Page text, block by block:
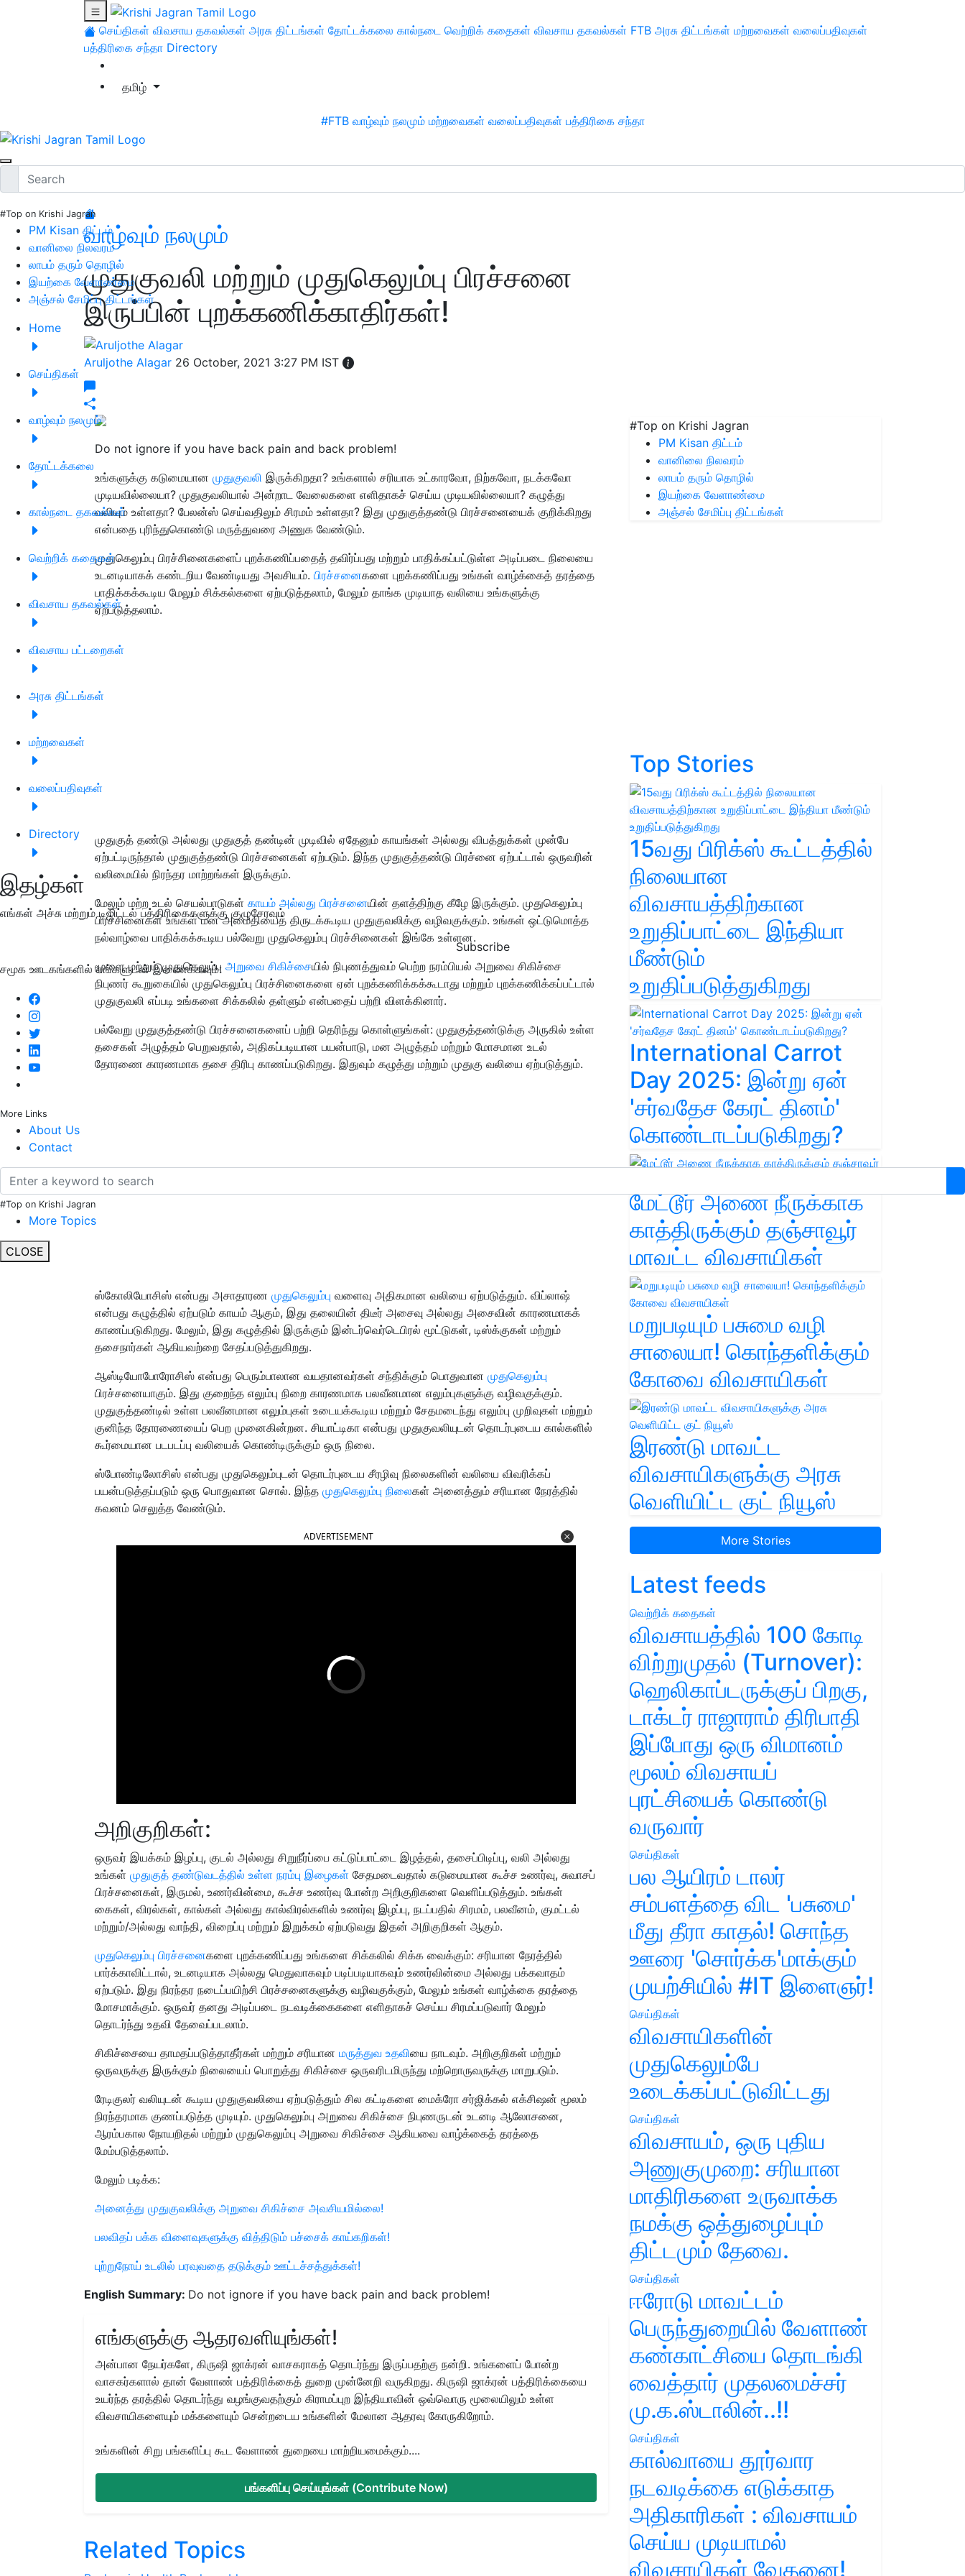
செய்திகள் விவசாய தகவல்கள் அரசு திட்டங்கள் தோட்டக்கலை கால்நடை வெற்றிக் கதைகள் விவசாய தகவல்கள் FTB அரசு திட்டங்கள் மற்றவைகள் வலைப்பதிவுகள்
பத்திரிகை சந்தா Directory
தமிழ்
#FTB வாழ்வும் நலமும் மற்றவைகள் வலைப்பதிவுகள் பத்திரிகை சந்தா
#Top on Krishi Jagran
PM Kisan திட்டம்
வானிலை நிலவரம்
லாபம் தரும் தொழில்
இயற்கை வேளாண்மை
அஞ்சல் சேமிப்பு திட்டங்கள்
Home
செய்திகள்
வாழ்வும் நலமும்
தோட்டக்கலை
கால்நடை தகவல்கள்
வெற்றிக் கதைகள்
விவசாய தகவல்கள்
விவசாய பட்டறைகள்
அரசு திட்டங்கள்
மற்றவைகள்
வலைப்பதிவுகள்
Directory
இதழ்கள்
எங்கள் அச்சு மற்றும் டிஜிட்டல் பத்திரிகைகளுக்கு குழுசேரவும்
Subscribe
சமூக ஊடகங்களில் எங்களுடன் இணைக்கவும்:
More Links
About Us
Contact
#Top on Krishi Jagran
More Topics
CLOSE
வாழ்வும் நலமும்
முதுகுவலி மற்றும் முதுகெலும்பு பிரச்சனை
இருப்பின் புறக்கணிக்காதிர்கள்!
Aruljothe Alagar 26 October, 2021 3:27 PM IST
Do not ignore if you have back pain and back problem!
உங்களுக்கு கடுமையான முதுகுவலி இருக்கிறதா? உங்களால் சரியாக உட்காரவோ, நிற்கவோ, நடக்கவோ
முடியவில்லையா? முதுகுவலியால் அன்றாட வேலைகளை எளிதாகச் செய்ய முடியவில்லையா? கழுத்து
வலியும் உள்ளதா? பேலன்ஸ் செய்வதிலும் சிரமம் உள்ளதா? இது முதுகுத்தண்டு பிரச்சனையைக் குறிக்கிறது
என்பதை புரிந்துகொண்டு மருத்துவரை அணுக வேண்டும்.
முதுகெலும்பு பிரச்சினைகளைப் புறக்கணிப்பதைத் தவிர்ப்பது மற்றும் பாதிக்கப்பட்டுள்ள அடிப்படை நிலையை
உடனடியாகக் கண்டறிய வேண்டியது அவசியம். பிரச்சனைகளை புறக்கணிப்பது உங்கள் வாழ்க்கைத் தரத்தை
பாதிக்கக்கூடிய மேலும் சிக்கல்களை ஏற்படுத்தலாம், மேலும் தாங்க முடியாத வலியை உங்களுக்கு
ஏற்படுத்தலாம்.
முதுகுத் தண்டு அல்லது முதுகுத் தண்டின் முடிவில் ஏதேனும் காயங்கள் அல்லது விபத்துக்கள் முன்பே
ஏற்பட்டிருந்தால் முதுகுத்தண்டு பிரச்சனைகள் ஏற்படும். இந்த முதுகுத்தண்டு பிரச்னை ஏற்பட்டால் ஒருவரின்
வலிமையில் நிரந்தர மாற்றங்கள் இருக்கும்.
மேலும் மற்ற உடல் செயல்பாடுகள் காயம் அல்லது பிரச்சனையின் தளத்திற்கு கீழே இருக்கும். முதுகெலும்பு
பிரச்சினைகள் உங்கள் மன அமைதியைத் திருடக்கூடிய முதுகுவலிக்கு வழிவகுக்கும். உங்கள் ஒட்டுமொத்த
நல்வாழ்வை பாதிக்கக்கூடிய பல்வேறு முதுகெலும்பு பிரச்சினைகள் இங்கே உள்ளன.
மூளை மற்றும் முதுகெலும்பு அறுவை சிகிச்சையில் நிபுணத்துவம் பெற்ற நரம்பியல் அறுவை சிகிச்சை
நிபுணர் கூறுகையில் முதுகெலும்பு பிரச்சினைகளை ஏன் புறக்கணிக்கக்கூடாது மற்றும் புறக்கணிக்கப்பட்டால்
முதுகுவலி எப்படி உங்களை சிக்கலில் தள்ளும் என்பதைப் பற்றி விளக்கினார்.
பல்வேறு முதுகுத்தண்டு பிரச்சனைகளைப் பற்றி தெரிந்து கொள்ளுங்கள்: முதுகுத்தண்டுக்கு அருகில் உள்ள
தசைகள் அழுத்தம் பெறுவதால், அதிகப்படியான பயன்பாடு, மன அழுத்தம் மற்றும் மோசமான உடல்
தோரணை காரணமாக தசை திரிபு காணப்படுகிறது. இதுவும் கழுத்து மற்றும் முதுகு வலியை ஏற்படுத்தும்.
ஸ்கோலியோசிஸ் என்பது அசாதாரண முதுகெலும்பு வளைவு அதிகமான வலியை ஏற்படுத்தும். விப்லாஷ்
என்பது கழுத்தில் ஏற்படும் காயம் ஆகும், இது தலையின் திடீர் அசைவு அல்லது அசைவின் காரணமாகக்
காணப்படுகிறது. மேலும், இது கழுத்தில் இருக்கும் இன்டர்வெர்டெபிரல் மூட்டுகள், டிஸ்க்குகள் மற்றும்
தசைநார்கள் ஆகியவற்றை சேதப்படுத்துகிறது.
ஆஸ்டியோபோரோசிஸ் என்பது பெரும்பாலான வயதானவர்கள் சந்திக்கும் பொதுவான முதுகெலும்பு
பிரச்சனையாகும். இது குறைந்த எலும்பு நிறை காரணமாக பலவீனமான எலும்புகளுக்கு வழிவகுக்கும்.
முதுகுத்தண்டில் உள்ள பலவீனமான எலும்புகள் உடையக்கூடிய மற்றும் சேதமடைந்து எலும்பு முறிவுகள் மற்றும்
குனிந்த தோரணையைப் பெற முனைகின்றன. சியாட்டிகா என்பது முதுகுவலியுடன் தொடர்புடைய கால்களில்
கூர்மையான படபடப்பு வலியைக் கொண்டிருக்கும் ஒரு நிலை.
ஸ்போண்டிலோசிஸ் என்பது முதுகெலும்புடன் தொடர்புடைய சீரழிவு நிலைகளின் வலியை விவரிக்கப்
பயன்படுத்தப்படும் ஒரு பொதுவான சொல். இந்த முதுகெலும்பு நிலைகள் அனைத்தும் சரியான நேரத்தில்
கவனம் செலுத்த வேண்டும்.
ADVERTISEMENT
அறிகுறிகள்:
ஒருவர் இயக்கம் இழப்பு, குடல் அல்லது சிறுநீர்ப்பை கட்டுப்பாட்டை இழத்தல், தசைப்பிடிப்பு, வலி அல்லது
உங்கள் முதுகுத் தண்டுவடத்தில் உள்ள நரம்பு இழைகள் சேதமடைவதால் கடுமையான கூச்ச உணர்வு, சுவாசப்
பிரச்சனைகள், இருமல், உணர்வின்மை, கூச்ச உணர்வு போன்ற அறிகுறிகளை வெளிப்படுத்தும். உங்கள்
கைகள், விரல்கள், கால்கள் அல்லது கால்விரல்களில் உணர்வு இழப்பு, நடப்பதில் சிரமம், பலவீனம், குமட்டல்
மற்றும்/அல்லது வாந்தி, விறைப்பு மற்றும் இறுக்கம் ஏற்படுவது இதன் அறிகுறிகள் ஆகும்.
முதுகெலும்பு பிரச்சனைகளை புறக்கணிப்பது உங்களை சிக்கலில் சிக்க வைக்கும்: சரியான நேரத்தில்
பார்க்காவிட்டால், உடனடியாக அல்லது மெதுவாகவும் படிப்படியாகவும் உணர்வின்மை அல்லது பக்கவாதம்
ஏற்படும். இது நிரந்தர நடைப்பயிற்சி பிரச்சனைகளுக்கு வழிவகுக்கும், மேலும் உங்கள் வாழ்க்கை தரத்தை
மோசமாக்கும். ஒருவர் தனது அடிப்படை நடவடிக்கைகளை எளிதாகச் செய்ய சிரமப்படுவார் மேலும்
தொடர்ந்து உதவி தேவைப்படலாம்.
சிகிச்சையை தாமதப்படுத்தாதீர்கள் மற்றும் சரியான மருத்துவ உதவியை நாடவும். அறிகுறிகள் மற்றும்
ஒருவருக்கு இருக்கும் நிலையைப் பொறுத்து சிகிச்சை ஒருவரிடமிருந்து மற்றொருவருக்கு மாறுபடும்.
ரேடிகுலர் வலியுடன் கூடிய முதுகுவலியை ஏற்படுத்தும் சில கட்டிகளை மைக்ரோ சர்ஜிக்கல் எக்சிஷன் மூலம்
நிரந்தரமாக குணப்படுத்த முடியும். முதுகெலும்பு அறுவை சிகிச்சை நிபுணருடன் உடனடி ஆலோசனை,
ஆரம்பகால நோயறிதல் மற்றும் முதுகெலும்பு அறுவை சிகிச்சை ஆகியவை வாழ்க்கைத் தரத்தை
மேம்படுத்தலாம்.
மேலும் படிக்க:
அனைத்து முதுகுவலிக்கு அறுவை சிகிச்சை அவசியமில்லை!
பலவிதப் பக்க விளைவுகளுக்கு வித்திடும் பச்சைக் காய்கறிகள்!
புற்றுநோய் உடலில் பரவுவதை தடுக்கும் ஊட்டச்சத்துக்கள்!
English Summary: Do not ignore if you have back pain and back problem!
எங்களுக்கு ஆதரவளியுங்கள்!
அன்பான நேயர்களே, கிருஷி ஜாக்ரன் வாசகராகத் தொடர்ந்து இருப்பதற்கு நன்றி. உங்களைப் போன்ற
வாசகர்களால் தான் வேளாண் பத்திரிக்கைத் துறை முன்னேறி வருகிறது. கிருஷி ஜாக்ரன் பத்திரிக்கையை
உயர்ந்த தரத்தில் தொடர்ந்து வழங்குவதற்கும் கிராமப்புற இந்தியாவின் ஒவ்வொரு மூலையிலும் உள்ள
விவசாயிகளையும் மக்களையும் சென்றடைய உங்களின் மேலான ஆதரவு கோருகிறோம்.
உங்களின் சிறு பங்களிப்பு கூட வேளாண் துறையை மாற்றியமைக்கும்....
பங்களிப்பு செய்யுங்கள் (Contribute Now)
Related Topics
#Top on Krishi Jagran
PM Kisan திட்டம்
வானிலை நிலவரம்
லாபம் தரும் தொழில்
இயற்கை வேளாண்மை
அஞ்சல் சேமிப்பு திட்டங்கள்
Top Stories
15வது பிரிக்ஸ் கூட்டத்தில்
நிலையான
விவசாயத்திற்கான
உறுதிப்பாட்டை இந்தியா
மீண்டும்
உறுதிப்படுத்துகிறது
International Carrot
Day 2025: இன்று ஏன்
'சர்வதேச கேரட் தினம்'
கொண்டாடப்படுகிறது?
மேட்டூர் அணை நீருக்காக
காத்திருக்கும் தஞ்சாவூர்
மாவட்ட விவசாயிகள்
மறுபடியும் பசுமை வழி
சாலையா! கொந்தளிக்கும்
கோவை விவசாயிகள்
இரண்டு மாவட்ட
விவசாயிகளுக்கு அரசு
வெளியிட்ட குட் நியூஸ்
More Stories
Latest feeds
வெற்றிக் கதைகள்
விவசாயத்தில் 100 கோடி
விற்றுமுதல் (Turnover):
ஹெலிகாப்டருக்குப் பிறகு,
டாக்டர் ராஜாராம் திரிபாதி
இப்போது ஒரு விமானம்
மூலம் விவசாயப்
புரட்சியைக் கொண்டு
வருவார்
செய்திகள்
பல ஆயிரம் டாலர்
சம்பளத்தை விட 'பசுமை'
மீது தீரா காதல்! சொந்த
ஊரை 'சொர்க்க'மாக்கும்
முயற்சியில் #IT இளைஞர்!
செய்திகள்
விவசாயிகளின்
முதுகெலும்பே
உடைக்கப்பட்டுவிட்டது
செய்திகள்
விவசாயம், ஒரு புதிய
அணுகுமுறை: சரியான
மாதிரிகளை உருவாக்க
நமக்கு ஒத்துழைப்பும்
திட்டமும் தேவை.
செய்திகள்
ஈரோடு மாவட்டம்
பெருந்துறையில் வேளாண்
கண்காட்சியை தொடங்கி
வைத்தார் முதலமைச்சர்
மு.க.ஸ்டாலின்..!!
செய்திகள்
கால்வாயை தூர்வார
நடவடிக்கை எடுக்காத
அதிகாரிகள் : விவசாயம்
செய்ய முடியாமல்
விவசாயிகள் வேதனை!